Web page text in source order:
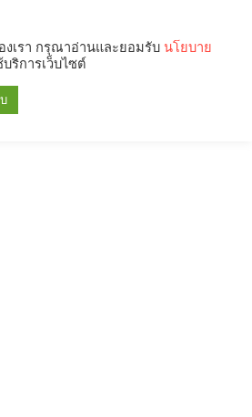
งเรา กรุณาอ่านและยอมรับ นโยบาย
บริการเว็บไซต์